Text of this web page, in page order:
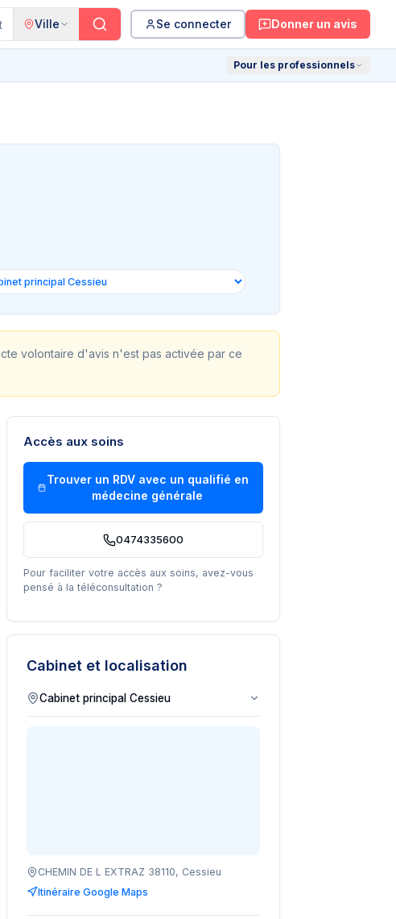
Ville Se connecter Donner un avis
Pour les professionnels
volontaire d'avis n'est pas activée par ce
Accès aux soins
Trouver un RDV avec un qualifié en
médecine générale
0474335600
Pour faciliter votre accès aux soins, avez-vous
pensé à la téléconsultation ?
Cabinet et localisation
CHEMIN DE L EXTRAZ 38110, Cessieu
Itinéraire Google Maps